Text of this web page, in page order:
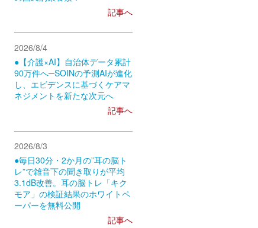
記事へ
2026/8/4
●【介護×AI】自治体データ累計
90万件へ─SOINの予測AIが進化
し、エビデンスに基づくケアマ
ネジメントを新たな次元へ
記事へ
2026/8/3
●毎日30分・2か月の”耳の脳ト
レ”で雑音下の聞き取りが平均
3.1dB改善。耳の脳トレ「キク
モア」の検証結果のホワイトペ
ーパーを無料公開
記事へ